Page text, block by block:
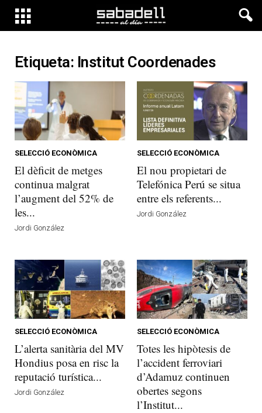
Etiqueta: Institut Coordenades
SELECCIÓ ECONÒMICA
El dèficit de metges
continua malgrat
l’augment del 52% de
les...
Jordi González
SELECCIÓ ECONÒMICA
El nou propietari de
Telefónica Perú se situa
entre els referents...
Jordi González
SELECCIÓ ECONÒMICA
L’alerta sanitària del MV
Hondius posa en risc la
reputació turística...
Jordi González
SELECCIÓ ECONÒMICA
Totes les hipòtesis de
l’accident ferroviari
d’Adamuz continuen
obertes segons
l’Institut...